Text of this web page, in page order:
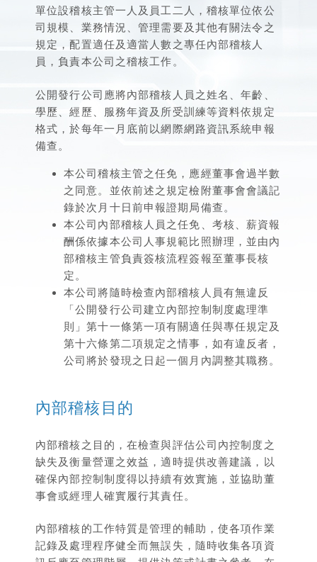
單位設稽核主管一人及員工二人，稽核單位依公
司規模、業務情況、管理需要及其他有關法令之
規定，配置適任及適當人數之專任內部稽核人
員，負責本公司之稽核工作。
公開發行公司應將內部稽核人員之姓名、年齡、
學歷、經歷、服務年資及所受訓練等資料依規定
格式，於每年一月底前以網際網路資訊系統申報
備查。
本公司稽核主管之任免，應經董事會過半數
之同意。並依前述之規定檢附董事會會議記
錄於次月十日前申報證期局備查。
本公司內部稽核人員之任免、考核、薪資報
酬係依據本公司人事規範比照辦理，並由內
部稽核主管負責簽核流程簽報至董事長核
定。
本公司將隨時檢查內部稽核人員有無違反
「公開發行公司建立內部控制制度處理準
則」第十一條第一項有關適任與專任規定及
第十六條第二項規定之情事，如有違反者，
公司將於發現之日起一個月內調整其職務。
內部稽核目的
內部稽核之目的，在檢查與評估公司內控制度之
缺失及衡量營運之效益，適時提供改善建議，以
確保內部控制制度得以持續有效實施，並協助董
事會或經理人確實履行其責任。
內部稽核的工作特質是管理的輔助，使各項作業
記錄及處理程序健全而無誤失，隨時收集各項資